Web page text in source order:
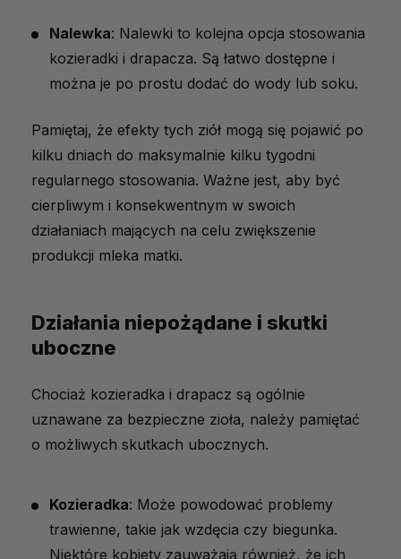
Nalewka: Nalewki to kolejna opcja stosowania
kozieradki i drapacza. Są łatwo dostępne i
można je po prostu dodać do wody lub soku.
Pamiętaj, że efekty tych ziół mogą się pojawić po
kilku dniach do maksymalnie kilku tygodni
regularnego stosowania. Ważne jest, aby być
cierpliwym i konsekwentnym w swoich
działaniach mających na celu zwiększenie
produkcji mleka matki.
Działania niepożądane i skutki
uboczne
Chociaż kozieradka i drapacz są ogólnie
uznawane za bezpieczne zioła, należy pamiętać
o możliwych skutkach ubocznych.
Kozieradka: Może powodować problemy
trawienne, takie jak wzdęcia czy biegunka.
Niektóre kobiety zauważają również, że ich